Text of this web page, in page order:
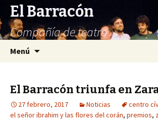
El Barracón
Compañía de teatro
Menú
El Barracón triunfa en
27 febrero, 2017 Noticias centro
el señor ibrahim y las flores del corán, premios,